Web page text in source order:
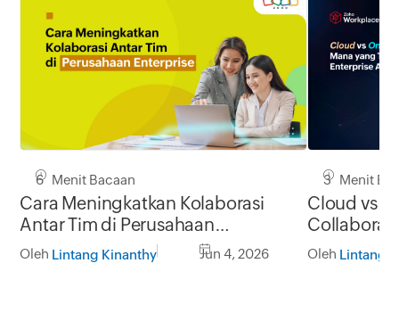
6 Menit Bacaan
Cara Meningkatkan Kolaborasi
Antar Tim di Perusahaan
Enterprise
Oleh Lintang Kinanthy Jun 4, 2026
3 Menit
Cloud vs
untuk
Oleh Lintang